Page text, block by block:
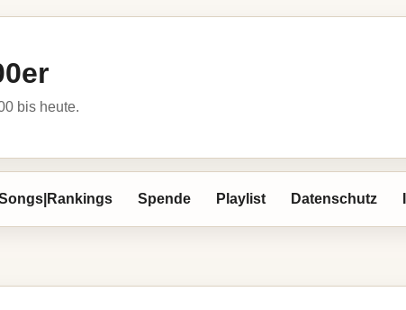
bis heute.
Spende Playlist Datenschutz